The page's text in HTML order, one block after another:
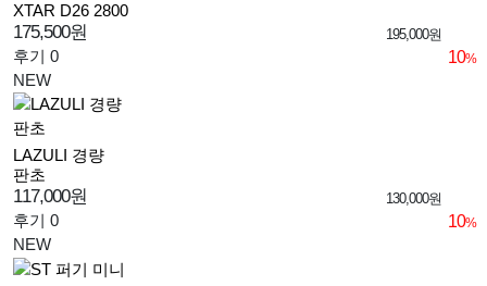
XTAR D26 2800
175,500원 195,000원
10%
후기 0
NEW
LAZULI 경량
판초
117,000원 130,000원
10%
후기 0
NEW